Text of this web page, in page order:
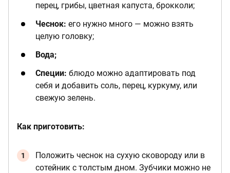
перец, грибы, цветная капуста, брокколи;
Чеснок: его нужно много — можно взять
целую головку;
Вода;
Специи: блюдо можно адаптировать под
себя и добавить соль, перец, куркуму, или
свежую зелень.
Как приготовить:
Положить чеснок на сухую сковороду или в
сотейник с толстым дном. Зубчики можно не